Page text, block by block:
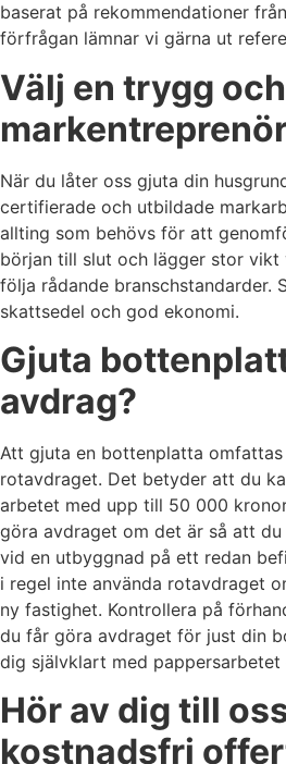
baserat på rekommendationer
förfrågan lämnar vi gärna ut
Välj en trygg
När du låter oss gjuta din
certifierade och utbildade
allting som behövs för att
början till slut och lägger stor vikt
följa rådande branschstandarder.
skattsedel och god ekonomi.
Gjuta
avdrag?
Att gjuta en bottenplatta
rotavdraget. Det betyder att du
arbetet med upp till 50 000
göra avdraget om det är så att
vid en utbyggnad på ett redan
i regel inte använda rotavdraget
ny fastighet. Kontrollera på
du får göra avdraget för just din
dig självklart med
Hör av dig till
kostnadsfri